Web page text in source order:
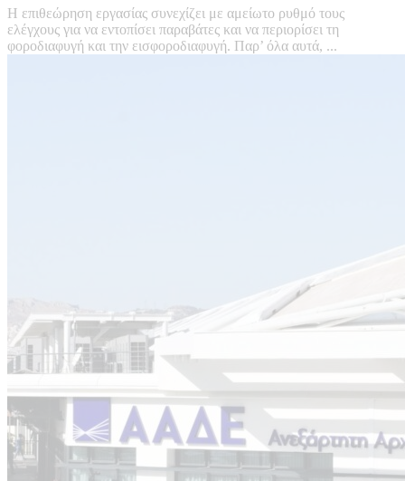
Η επιθεώρηση εργασίας συνεχίζει με αμείωτο ρυθμό τους
ελέγχους για να εντοπίσει παραβάτες και να περιορίσει τη
φοροδιαφυγή και την εισφοροδιαφυγή. Παρ’ όλα αυτά, ...